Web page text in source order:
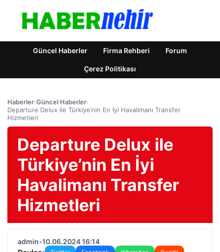
Güncel Haberler Firma Rehberi Forum
Çerez Politikası
Haberler›Güncel Haberler›
Departure Delux ile Türkiye’nin En İyi Havalimanı Transfer
Hizmetleri
Departure Delux ile
Türkiye’nin En İyi
Havalimanı Transfer
Hizmetleri
admin•10.06.2024 16:14